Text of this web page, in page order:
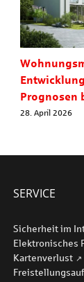
Prognosen
28. April 2026
SERVICE
Sicherheit im
Elektronisches
Kartenverlust